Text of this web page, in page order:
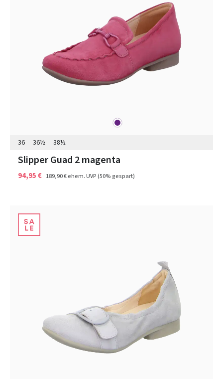
lila
36 36½ 38½
Slipper Guad 2 magenta
94,95 € 189,90 €ehem. UVP(50% gespart)